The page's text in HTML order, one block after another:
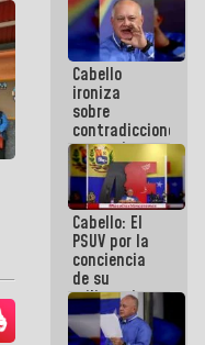
escribir
hazlo hoy
por que no
sabemos si
la semana
que viene
hay
programa
Cabello
ironiza
sobre
contradicciones
y mentiras
de María
Machado:
¡Créanle!
Cabello: El
PSUV por la
conciencia
de su
militancia
es la
organización